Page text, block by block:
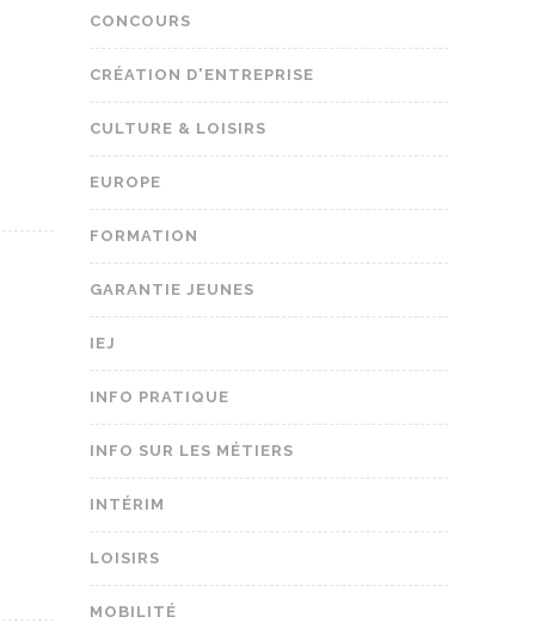
CONCOURS
CRÉATION D'ENTREPRISE
CULTURE & LOISIRS
EUROPE
FORMATION
GARANTIE JEUNES
IEJ
INFO PRATIQUE
INFO SUR LES MÉTIERS
INTÉRIM
LOISIRS
MOBILITÉ